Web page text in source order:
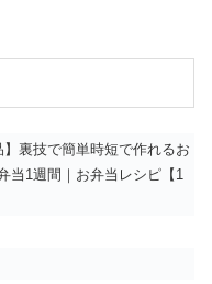
】裏技で簡単時短で作れるお
当1週間｜お弁当レシピ【1